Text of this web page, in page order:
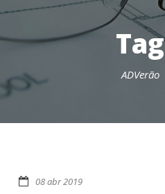
Tag
ADVerão
08 abr 2019